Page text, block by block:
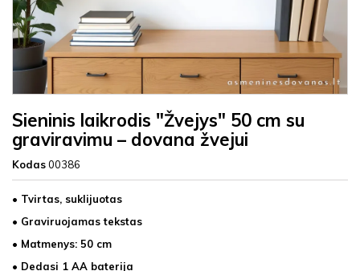
Sieninis laikrodis "Žvejys" 50 cm su
graviravimu – dovana žvejui
Kodas00386
• Tvirtas, suklijuotas
• Graviruojamas tekstas
• Matmenys: 50 cm
• Dedasi 1 AA baterija